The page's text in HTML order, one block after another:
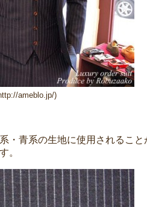
ameblo.jp/)
・青系の生地に使用されること
。